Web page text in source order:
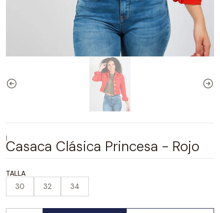
|Casaca Clásica Princesa - Rojo
TALLA
30 32 34